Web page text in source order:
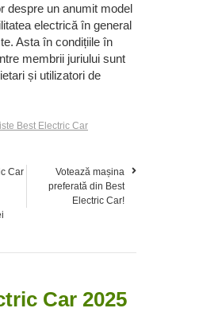
despre un anumit model
electrică în general
Asta în condițiile în
membrii juriului sunt
și utilizatori de
Best Electric Car
Car
Votează mașina
preferată din Best
Electric Car!
Car 2025